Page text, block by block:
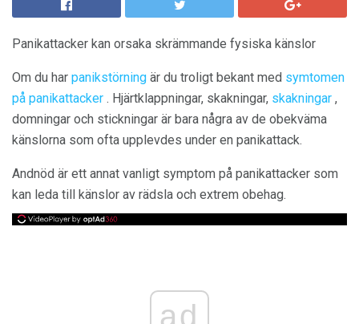
Panikattacker kan orsaka skrämmande fysiska känslor
Om du har panikstörning är du troligt bekant med symtomen
på panikattacker . Hjärtklappningar, skakningar, skakningar ,
domningar och stickningar är bara några av de obekväma
känslorna som ofta upplevdes under en panikattack.
Andnöd är ett annat vanligt symptom på panikattacker som
kan leda till känslor av rädsla och extrem obehag.
ad